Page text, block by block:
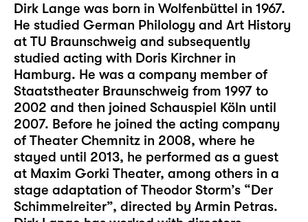
Dirk Lange was born in Wolfenbüttel in 1967.
He studied German Philology and Art History
at TU Braunschweig and subsequently
studied acting with Doris Kirchner in
Hamburg. He was a company member of
Staatstheater Braunschweig from 1997 to
2002 and then joined Schauspiel Köln until
2007. Before he joined the acting company
of Theater Chemnitz in 2008, where he
stayed until 2013, he performed as a guest
at Maxim Gorki Theater, among others in a
stage adaptation of Theodor Storm’s “Der
Schimmelreiter”, directed by Armin Petras.